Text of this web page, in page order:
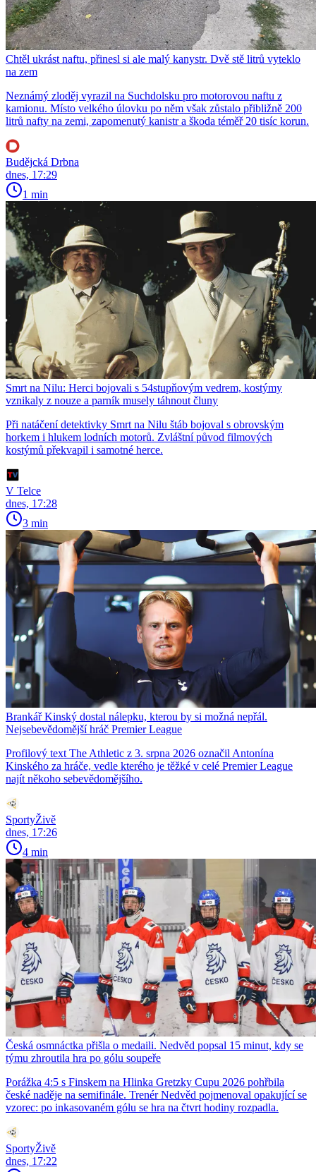
Chtěl ukrást naftu, přinesl si ale malý kanystr. Dvě stě litrů vyteklo
na zem
Neznámý zloděj vyrazil na Suchdolsku pro motorovou naftu z
kamionu. Místo velkého úlovku po něm však zůstalo přibližně 200
litrů nafty na zemi, zapomenutý kanistr a škoda téměř 20 tisíc korun.
Budějcká Drbna
dnes, 17:29
1 min
Smrt na Nilu: Herci bojovali s 54stupňovým vedrem, kostýmy
vznikaly z nouze a parník musely táhnout čluny
Při natáčení detektivky Smrt na Nilu štáb bojoval s obrovským
horkem i hlukem lodních motorů. Zvláštní původ filmových
kostýmů překvapil i samotné herce.
V Telce
dnes, 17:28
3 min
Brankář Kinský dostal nálepku, kterou by si možná nepřál.
Nejsebevědomější hráč Premier League
Profilový text The Athletic z 3. srpna 2026 označil Antonína
Kinského za hráče, vedle kterého je těžké v celé Premier League
najít někoho sebevědomějšího.
SportyŽivě
dnes, 17:26
4 min
Česká osmnáctka přišla o medaili. Nedvěd popsal 15 minut, kdy se
týmu zhroutila hra po gólu soupeře
Porážka 4:5 s Finskem na Hlinka Gretzky Cupu 2026 pohřbila
české naděje na semifinále. Trenér Nedvěd pojmenoval opakující se
vzorec: po inkasovaném gólu se hra na čtvrt hodiny rozpadla.
SportyŽivě
dnes, 17:22